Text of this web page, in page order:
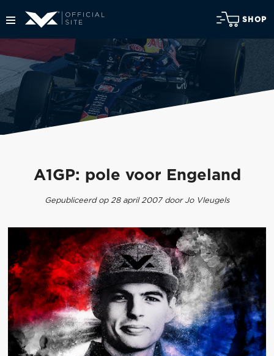
SHOP
A1GP: pole voor Engeland
Gepubliceerd op 28 april 2007 door Jo Vleugels